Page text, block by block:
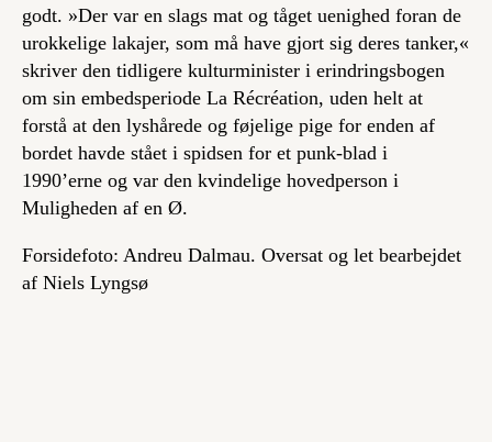
godt. »Der var en slags mat og tåget uenighed foran de
urokkelige lakajer, som må have gjort sig deres tanker,«
skriver den tidligere kulturminister i erindringsbogen
om sin embedsperiode La Récréation, uden helt at
forstå at den lyshårede og føjelige pige for enden af
bordet havde stået i spidsen for et punk-blad i
1990’erne og var den kvindelige hovedperson i
Muligheden af en Ø.
Forsidefoto: Andreu Dalmau. Oversat og let bearbejdet
af Niels Lyngsø